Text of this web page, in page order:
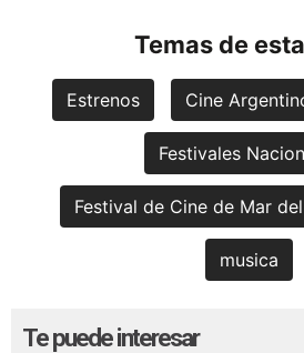
Temas de
Estrenos Cine
Festivales
Festival de Cine de Mar
musica
Te puede interesar